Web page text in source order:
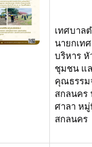
เทศบาล
นายกเท
บริหาร หั
ชุมชน แล
คุณธรรม
สกลนคร
ศาลา ห
สกลนคร